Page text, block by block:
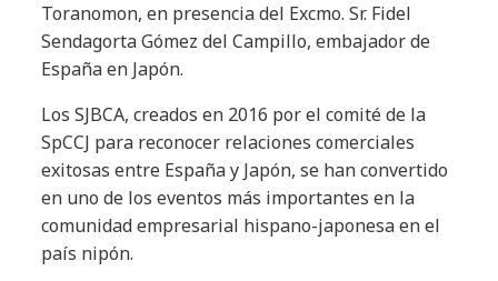
Toranomon, en presencia del Excmo. Sr. Fidel
Sendagorta Gómez del Campillo, embajador de
España en Japón.
Los SJBCA, creados en 2016 por el comité de la
SpCCJ para reconocer relaciones comerciales
exitosas entre España y Japón, se han convertido
en uno de los eventos más importantes en la
comunidad empresarial hispano-japonesa en el
país nipón.